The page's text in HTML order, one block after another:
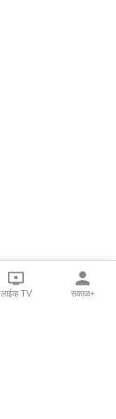
लाईव्ह TV सकाळ+